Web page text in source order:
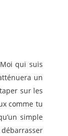
qui suis
un
sur les
comme tu
simple